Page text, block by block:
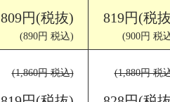
809円(税抜)
(890円 税込)
819円(税
(900円 税
(1,860円 税込) (1,880円 税